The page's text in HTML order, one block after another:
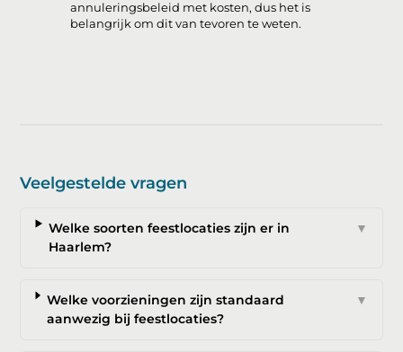
annuleringsbeleid met kosten, dus het is
belangrijk om dit van tevoren te weten.
Veelgestelde vragen
Welke soorten feestlocaties zijn er in
Haarlem?
▼
Welke voorzieningen zijn standaard
aanwezig bij feestlocaties?
▼